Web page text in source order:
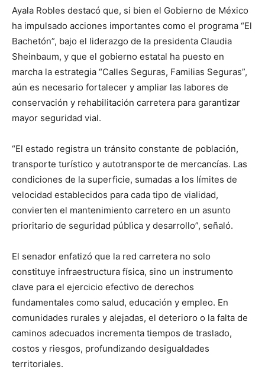
Ayala Robles destacó que, si bien el Gobierno de México
ha impulsado acciones importantes como el programa “El
Bachetón”, bajo el liderazgo de la presidenta Claudia
Sheinbaum, y que el gobierno estatal ha puesto en
marcha la estrategia “Calles Seguras, Familias Seguras”,
aún es necesario fortalecer y ampliar las labores de
conservación y rehabilitación carretera para garantizar
mayor seguridad vial.
“El estado registra un tránsito constante de población,
transporte turístico y autotransporte de mercancías. Las
condiciones de la superficie, sumadas a los límites de
velocidad establecidos para cada tipo de vialidad,
convierten el mantenimiento carretero en un asunto
prioritario de seguridad pública y desarrollo”, señaló.
El senador enfatizó que la red carretera no solo
constituye infraestructura física, sino un instrumento
clave para el ejercicio efectivo de derechos
fundamentales como salud, educación y empleo. En
comunidades rurales y alejadas, el deterioro o la falta de
caminos adecuados incrementa tiempos de traslado,
costos y riesgos, profundizando desigualdades
territoriales.